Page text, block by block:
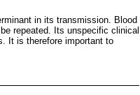
in its transmission. Blood
repeated. Its unspecific clinical
It is therefore important to